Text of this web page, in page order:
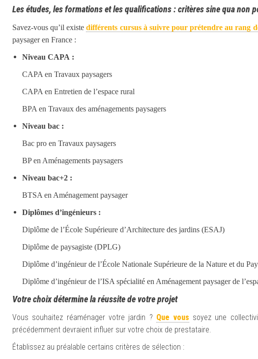
Les études, les formations et les qualifications : critères sine qua non
Savez-vous qu’il existedifférents cursus à suivre pour prétendre au rang
paysager en France :
Niveau CAPA :
CAPA en Travaux paysagers
CAPA en Entretien de l’espace rural
BPA en Travaux des aménagements paysagers
Niveau bac :
Bac pro en Travaux paysagers
BP en Aménagements paysagers
Niveau bac+2 :
BTSA en Aménagement paysager
Diplômes d’ingénieurs :
Diplôme de l’École Supérieure d’Architecture des jardins (ESAJ)
Diplôme de paysagiste (DPLG)
Diplôme d’ingénieur de l’École Nationale Supérieure de la Nature et du P
Diplôme d’ingénieur de l’ISA spécialité en Aménagement paysager de
Votre choix détermine la réussite de votre projet
Vous souhaitez réaménager votre jardin ? Que vous soyez une
précédemment devraient influer sur votre choix de prestataire.
Établissez au préalable certains critères de sélection :